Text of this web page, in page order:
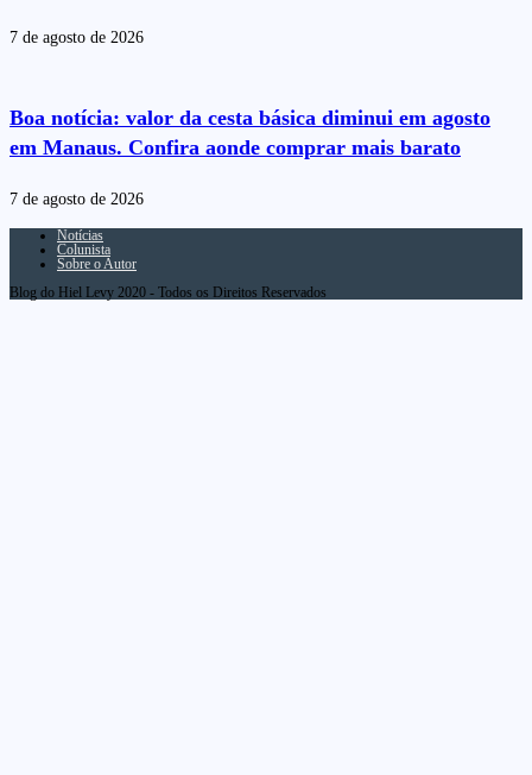
7 de agosto de 2026
Boa notícia: valor da cesta básica diminui em agosto
em Manaus. Confira aonde comprar mais barato
7 de agosto de 2026
Notícias
Colunista
Sobre o Autor
Blog do Hiel Levy 2020 - Todos os Direitos Reservados